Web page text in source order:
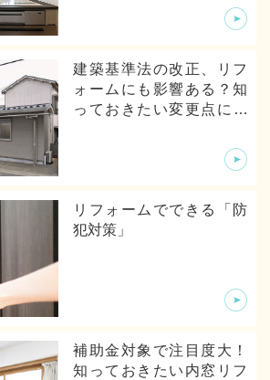
建築基準法の改正、リフ
ォームにも影響ある？知
っておきたい変更点につ
リフォームでできる「防
犯対策」
補助金対象で注目度大！
知っておきたい内窓リフ